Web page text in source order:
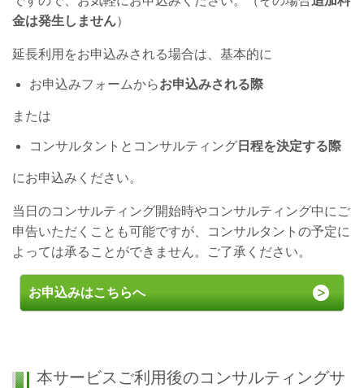
金は発生しません）
延長利用をお申込みされる場合は、基本的に
お申込みフォームからお申込みされる際
または
コンサルタントとコンサルティング 日程を決定する際
にお申込みください。
当日のコンサルティング開始時やコンサルティング中にご
申告いただくことも可能ですが、コンサルタントの予定に
よっては承ることができません。ご了承ください。
お申込みはこちらへ
本サービスご利用後のコンサルティングサ